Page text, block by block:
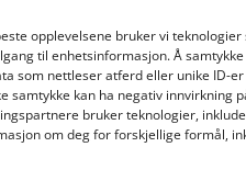
opplevelsene bruker vi
til enhetsinformasjon. Å
som nettleser atferd eller unike ID-
samtykke kan ha negativ innvirkning
bruker teknologier,
om deg for forskjellige formål,